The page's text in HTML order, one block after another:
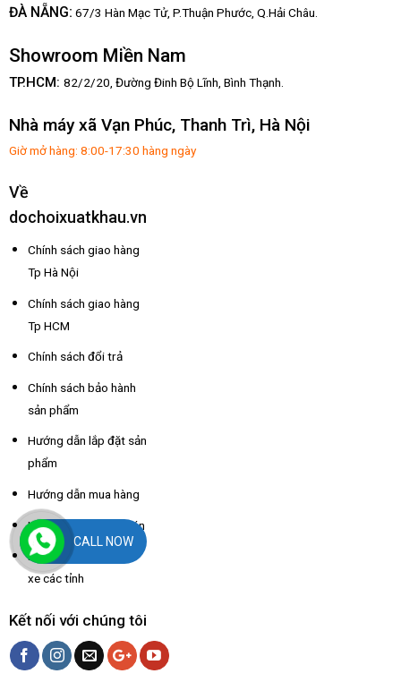
ĐÀ NẴNG: 67/3 Hàn Mạc Tử, P.Thuận Phước, Q.Hải Châu.
Showroom Miền Nam
TP.HCM: 82/2/20, Đường Đinh Bộ Lĩnh, Bình Thạnh.
Nhà máy xã Vạn Phúc, Thanh Trì, Hà Nội
Giờ mở hàng: 8:00-17:30 hàng ngày
Về
dochoixuatkhau.vn
Chính sách giao hàng
Tp Hà Nội
Chính sách giao hàng
Tp HCM
Chính sách đổi trả
Chính sách bảo hành
sản phẩm
Hướng dẫn lắp đặt sản
phẩm
Hướng dẫn mua hàng
Hướng dẫn thanh toán
Hỗ trợ thông tin nhà
xe các tỉnh
Kết nối với chúng tôi
CALL NOW